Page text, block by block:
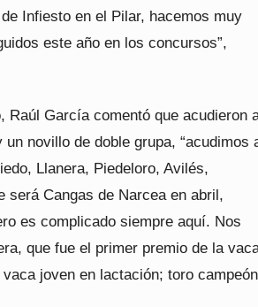
Infiesto en el Pilar, hacemos muy
este año en los concursos”,
Raúl García comentó que acudieron
novillo de doble grupa, “acudimos
Llanera, Piedeloro, Avilés,
será Cangas de Narcea en abril,
es complicado siempre aquí. Nos
que fue el primer premio de la
joven en lactación; toro